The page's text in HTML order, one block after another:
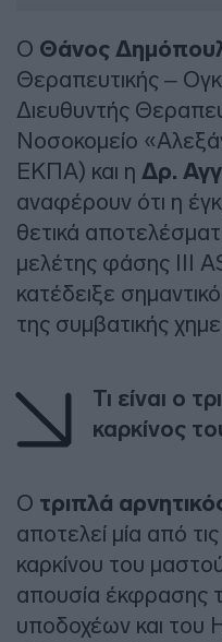
Ο Θάνος
Θεραπευτικής –
Διευθυντής
Νοσοκομείο
ΕΚΠΑ) και η Δρ.
αναφέρουν ότι η
θετικά
μελέτης φάσης III
κατέδειξε
της συμβατικής
Τι είναι ο
καρκίνος
Ο τριπλά
αποτελεί μία από
καρκίνου του
απουσία έκφρασης
υποδοχέων και του